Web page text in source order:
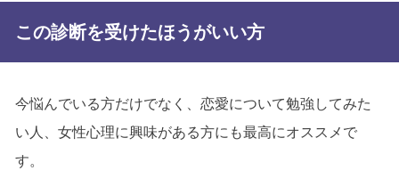
この診断を受けたほうがいい方
今悩んでいる方だけでなく、恋愛について勉強してみた
い人、女性心理に興味がある方にも最高にオススメで
す。